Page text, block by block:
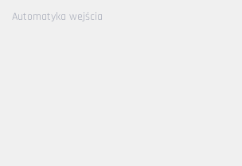
Automatyka wejścia